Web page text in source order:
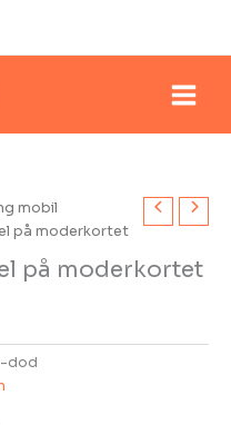
mobil
på moderkortet
på moderkortet
dod